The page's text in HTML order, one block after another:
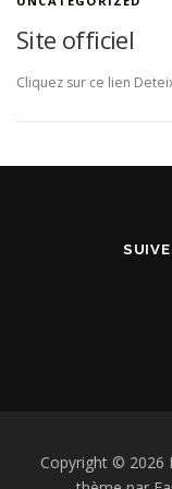
Site officiel
Cliquez sur ce lien
Copyright © 2026